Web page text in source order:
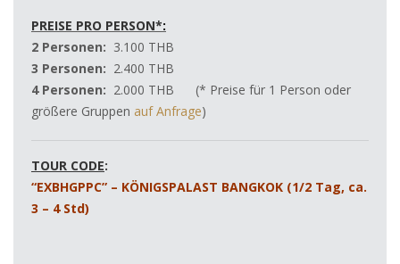
PREISE PRO PERSON*:
2 Personen: 3.100 THB
3 Personen: 2.400 THB
4 Personen: 2.000 THB (* Preise für 1 Person oder
größere Gruppen auf Anfrage)
TOUR CODE:
“EXBHGPPC” – KÖNIGSPALAST BANGKOK (1/2 Tag, ca.
3 – 4 Std)